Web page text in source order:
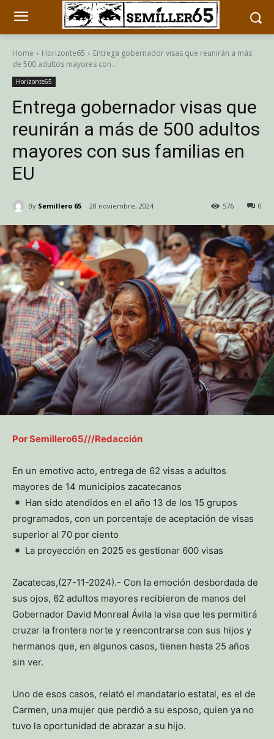
Home Horizonte65
Entrega gobernador visas que reunirán a más
de 500 adultos mayores con...
Horizonte65
Entrega gobernador visas que
reunirán a más de 500 adultos
mayores con sus familias en
EU
By Semillero 65 28 noviembre, 2024 0
576
Por Semillero65///Redacción
En un emotivo acto, entrega de 62 visas a adultos
mayores de 14 municipios zacatecanos
Han sido atendidos en el año 13 de los 15 grupos
programados, con un porcentaje de aceptación de visas
superior al 70 por ciento
La proyección en 2025 es gestionar 600 visas
Zacatecas,(27-11-2024).- Con la emoción desbordada de
sus ojos, 62 adultos mayores recibieron de manos del
Gobernador David Monreal Ávila la visa que les permitirá
cruzar la frontera norte y reencontrarse con sus hijos y
hermanos que, en algunos casos, tienen hasta 25 años
sin ver.
Uno de esos casos, relató el mandatario estatal, es el de
Carmen, una mujer que perdió a su esposo, quien ya no
tuvo la oportunidad de abrazar a su hijo.